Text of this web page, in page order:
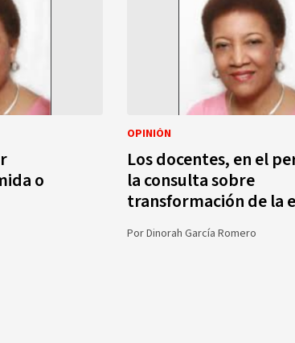
o
OPINIÓN
Los docentes, en el
la consulta sobre
transformación de la
PorDinorah García Romero